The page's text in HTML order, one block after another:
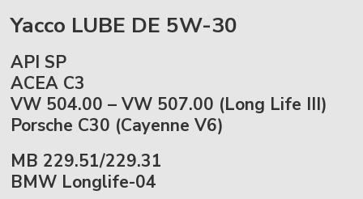
Yacco LUBE DE 5W-30
API SP
ACEA C3
VW 504.00 – VW 507.00 (Long Life III)
Porsche C30 (Cayenne V6)
MB 229.51/229.31
BMW Longlife-04